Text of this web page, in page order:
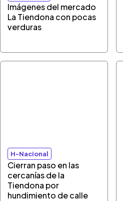
Imágenes del mercado
La Tiendona con pocas
verduras
H-Nacional
Cierran paso en las
cercanías de la
Tiendona por
hundimiento de calle